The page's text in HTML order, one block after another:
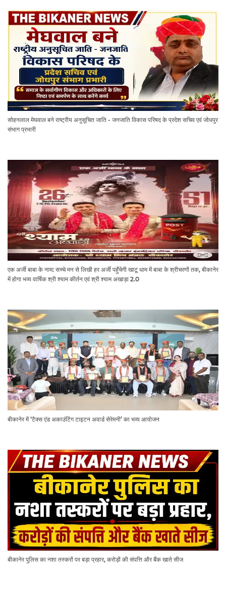
सोहनलाल मेघवाल बने राष्ट्रीय अनुसूचित जाति - जनजाति विकास परिषद के प्रदेश सचिव एवं जोधपुर
संभाग प्रभारी
एक अर्जी बाबा के नाम: सच्चे मन से लिखी हर अर्जी पहुँचेगी खाटू धाम में बाबा के श्रीचरणों तक, बीकानेर
में होगा भव्य वार्षिक श्री श्याम कीर्तन एवं श्री श्याम अखाड़ा 2.0
बीकानेर में ‘टैक्स एंड अकाउंटिंग टाइटन अवार्ड सेरेमनी’ का भव्य आयोजन
बीकानेर पुलिस का नशा तस्करों पर बड़ा प्रहार, करोड़ों की संपत्ति और बैंक खाते सीज